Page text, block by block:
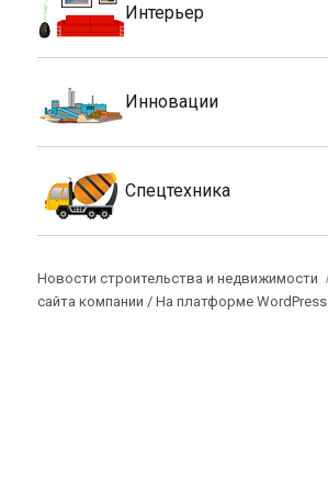
Интерьер
Инновации
Спецтехника
Новости строительства и недвижимости
сайта компании /На платформе WordPress